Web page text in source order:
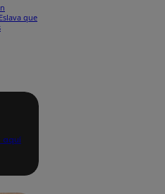
que
aquí